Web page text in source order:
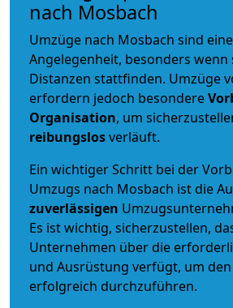
nach Mosbach
Umzüge nach Mosbach sind
Angelegenheit, besonders
Distanzen stattfinden. Umzüge
erfordern jedoch besondere
Organisation, um
reibungslosverläuft.
Ein wichtiger Schritt bei der
Umzugs nach Mosbach ist die
zuverlässigen
Es ist wichtig, sicherzustellen,
Unternehmen über die
und Ausrüstung verfügt, um
erfolgreich durchzuführen.